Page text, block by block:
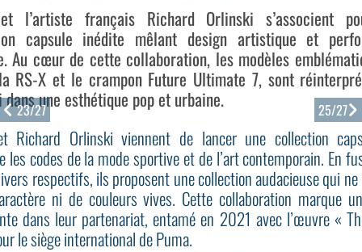
23/27
l’artiste français Richard Orlinski s’associent
capsule inédite mêlant design artistique et
Au cœur de cette collaboration, les modèles
RS-X et le crampon Future Ultimate 7, sont
une esthétique pop et urbaine.
Richard Orlinski viennent de lancer une collection
les codes de la mode sportive et de l’art contemporain. En
respectifs, ils proposent une collection audacieuse qui
ni de couleurs vives. Cette collaboration marque
dans leur partenariat, entamé en 2021 avec l’œuvre «
le siège international de Puma.
25/27